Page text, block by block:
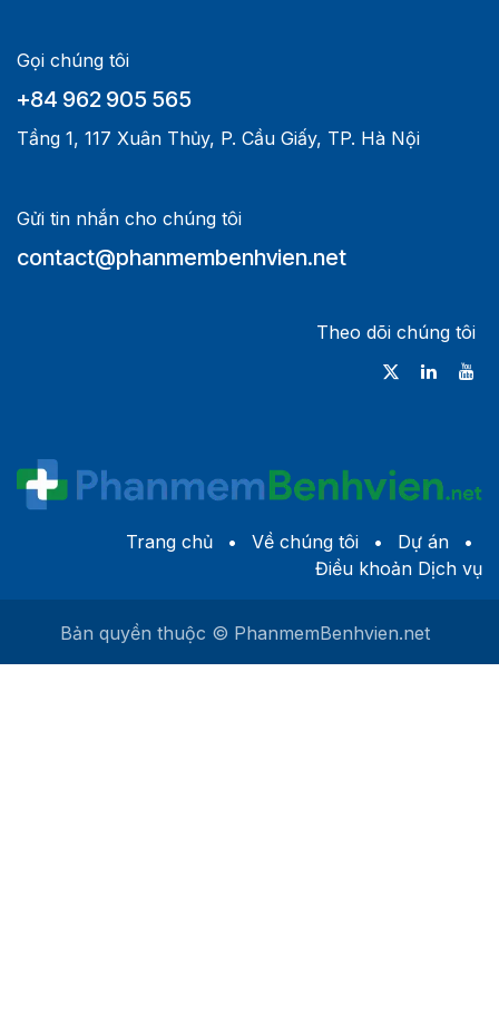
Gọi chúng tôi
+84 962 905 565
Tầng 1, 117 Xuân Thủy, P. Cầu Giấy, TP. Hà Nội
Gửi tin nhắn cho chúng tôi
contact@phanmembenhvien.net
Theo dõi chúng tôi
Trang chủ • Về c​húng tôi • Dự án
•
Điều khoản Dịch vụ
Bản quyền thuộc © PhanmemBenhvien.net